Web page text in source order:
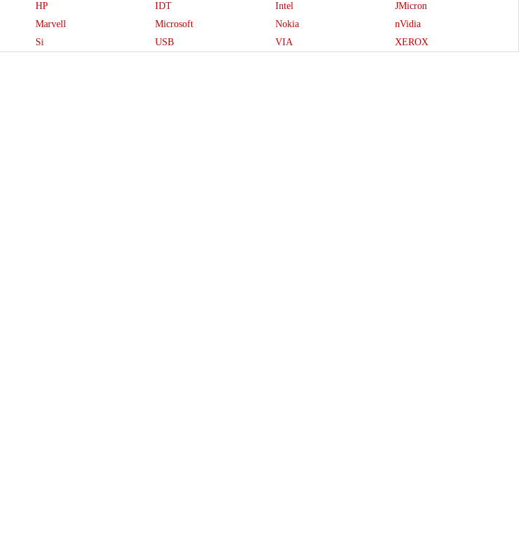
HP IDT Intel
JMicron
Marvell Microsoft Nokia
nVidia
Si USB VIA XEROX